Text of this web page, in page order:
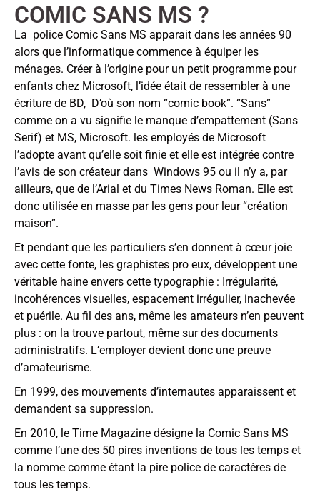
COMIC SANS MS ?
La police Comic Sans MS apparait dans les années 90
alors que l’informatique commence à équiper les
ménages. Créer à l’origine pour un petit programme pour
enfants chez Microsoft, l’idée était de ressembler à une
écriture de BD, D’où son nom “comic book”. “Sans”
comme on a vu signifie le manque d’empattement (Sans
Serif) et MS, Microsoft. les employés de Microsoft
l’adopte avant qu’elle soit finie et elle est intégrée contre
l’avis de son créateur dans Windows 95 ou il n’y a, par
ailleurs, que de l’Arial et du Times News Roman. Elle est
donc utilisée en masse par les gens pour leur “création
maison”.
Et pendant que les particuliers s’en donnent à cœur joie
avec cette fonte, les graphistes pro eux, développent une
véritable haine envers cette typographie : Irrégularité,
incohérences visuelles, espacement irrégulier, inachevée
et puérile. Au fil des ans, même les amateurs n’en peuvent
plus : on la trouve partout, même sur des documents
administratifs. L’employer devient donc une preuve
d’amateurisme.
En 1999, des mouvements d’internautes apparaissent et
demandent sa suppression.
En 2010, le Time Magazine désigne la Comic Sans MS
comme l’une des 50 pires inventions de tous les temps et
la nomme comme étant la pire police de caractères de
tous les temps.